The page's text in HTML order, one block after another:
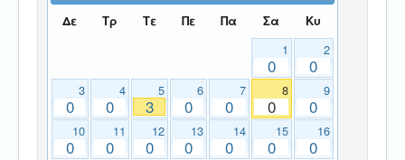
Δε Τρ Τε Πε Πα Σα Κυ
1
0
2
0
3
0
4
0
5
3
6
0
7
0
8
0
9
0
10
0
11
0
12
0
13
0
14
0
15
0
16
0